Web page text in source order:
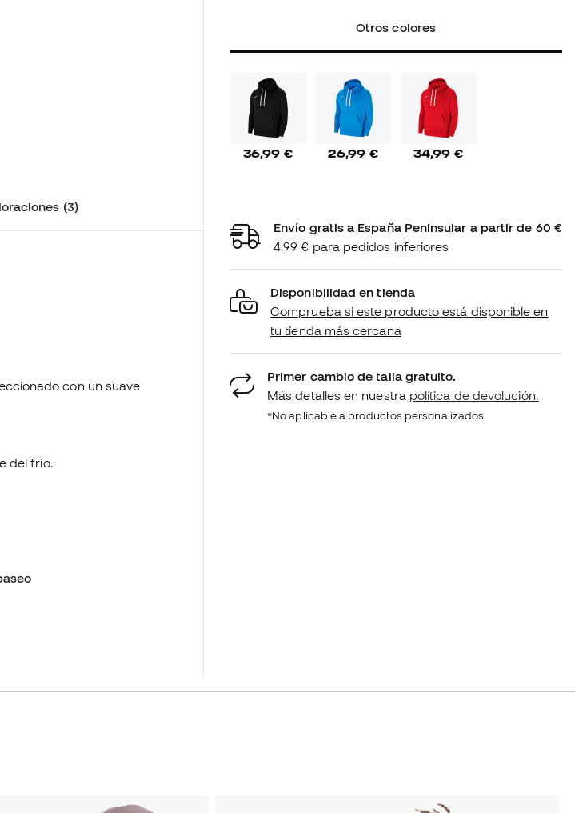
(3)
con un suave
del frío.
Otros colores
36,99 € 26,99 € 34,99 €
Envío gratis a España Peninsular a partir de 60 €
4,99 € para pedidos inferiores
Disponibilidad en tienda
Comprueba si este producto está disponible en
tu tienda más cercana
Primer cambio de talla gratuito.
Más detalles en nuestra política de devolución.
*No aplicable a productos personalizados.